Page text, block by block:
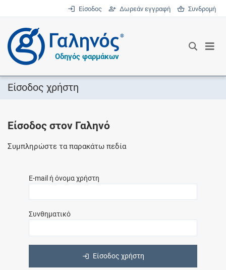
Είσοδος Δωρεάν εγγραφή Συνδρομή
®
Οδηγός φαρμάκων
Είσοδος χρήστη
Είσοδος στον Γαληνό
Συμπληρώστε τα παρακάτω πεδία
E-mail ή όνομα χρήστη
Συνθηματικό
Είσοδος χρήστη